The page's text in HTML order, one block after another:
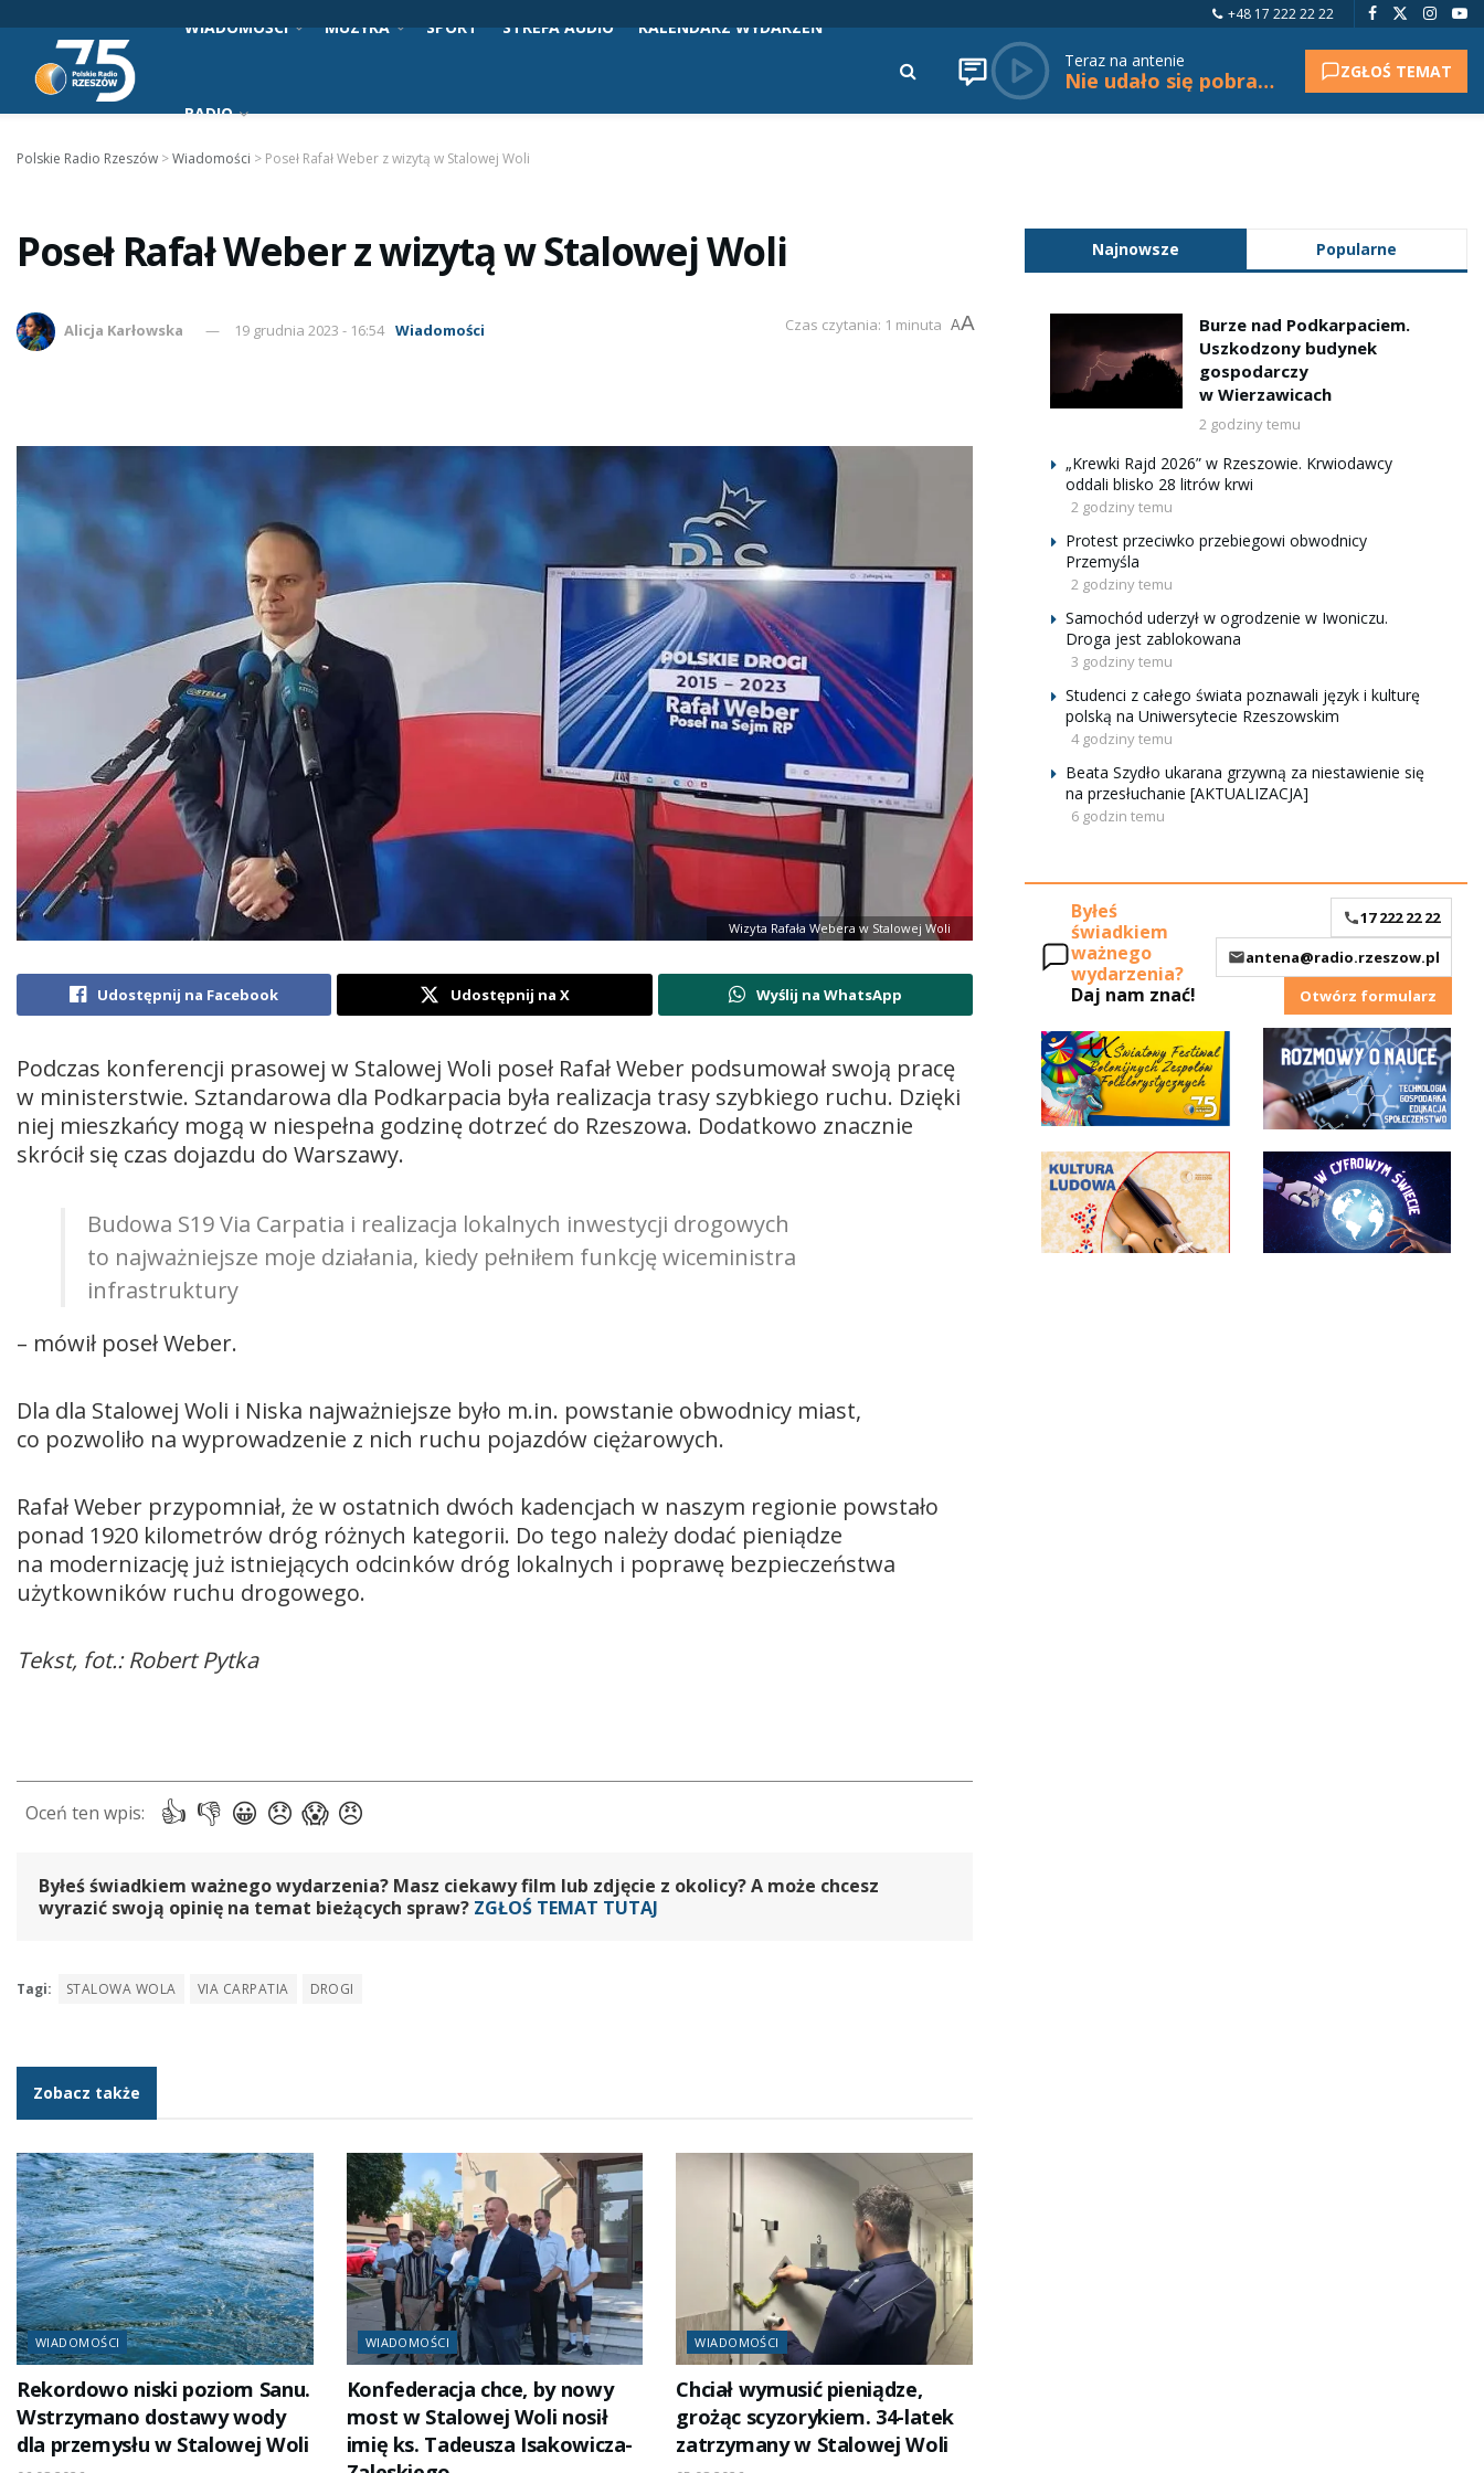
+48 17 222 22 22
WIADOMOŚCI MUZYKA SPORT STREFA AUDIO KALENDARZ WYDARZEŃ
RADIO
Teraz na antenie
Nie udało się pobrać tytułu. ZGŁOŚ TEMAT
Polskie Radio Rzeszów >Wiadomości > Poseł Rafał Weber z wizytą w Stalowej Woli
Poseł Rafał Weber z wizytą w Stalowej Woli
Alicja Karłowska 19 grudnia 2023 - 16:54 Wiadomości Czas czytania: 1 minuta AA
Wizyta Rafała Webera w Stalowej Woli
Udostępnij na Facebook Udostępnij na X Wyślij na WhatsApp
Podczas konferencji prasowej w Stalowej Woli poseł Rafał Weber podsumował swoją pracę
w ministerstwie. Sztandarowa dla Podkarpacia była realizacja trasy szybkiego ruchu. Dzięki
niej mieszkańcy mogą w niespełna godzinę dotrzeć do Rzeszowa. Dodatkowo znacznie
skrócił się czas dojazdu do Warszawy.
Budowa S19 Via Carpatia i realizacja lokalnych inwestycji drogowych
to najważniejsze moje działania, kiedy pełniłem funkcję wiceministra
infrastruktury
– mówił poseł Weber.
Dla dla Stalowej Woli i Niska najważniejsze było m.in. powstanie obwodnicy miast,
co pozwoliło na wyprowadzenie z nich ruchu pojazdów ciężarowych.
Rafał Weber przypomniał, że w ostatnich dwóch kadencjach w naszym regionie powstało
ponad 1920 kilometrów dróg różnych kategorii. Do tego należy dodać pieniądze
na modernizację już istniejących odcinków dróg lokalnych i poprawę bezpieczeństwa
użytkowników ruchu drogowego.
Tekst, fot.: Robert Pytka
Byłeś świadkiem ważnego wydarzenia? Masz ciekawy film lub zdjęcie z okolicy? A może chcesz
wyrazić swoją opinię na temat bieżących spraw? ZGŁOŚ TEMAT TUTAJ
Tagi: STALOWA WOLA VIA CARPATIA DROGI
Zobacz także
WIADOMOŚCI
Rekordowo niski poziom Sanu.
Wstrzymano dostawy wody
dla przemysłu w Stalowej Woli
WIADOMOŚCI
Konfederacja chce, by nowy
most w Stalowej Woli nosił
imię ks. Tadeusza Isakowicza-
WIADOMOŚCI
Chciał wymusić pieniądze,
grożąc scyzorykiem. 34-latek
zatrzymany w Stalowej Woli
Najnowsze Popularne
Burze nad Podkarpaciem.
Uszkodzony budynek
gospodarczy
w Wierzawicach
2 godziny temu
„Krewki Rajd 2026” w Rzeszowie. Krwiodawcy
oddali blisko 28 litrów krwi
2 godziny temu
Protest przeciwko przebiegowi obwodnicy
Przemyśla
2 godziny temu
Samochód uderzył w ogrodzenie w Iwoniczu.
Droga jest zablokowana
3 godziny temu
Studenci z całego świata poznawali język i kulturę
polską na Uniwersytecie Rzeszowskim
4 godziny temu
Beata Szydło ukarana grzywną za niestawienie się
na przesłuchanie [AKTUALIZACJA]
6 godzin temu
Byłeś
świadkiem
ważnego
wydarzenia?
Daj nam znać!
17 222 22 22
antena@radio.rzeszow.pl
Otwórz formularz